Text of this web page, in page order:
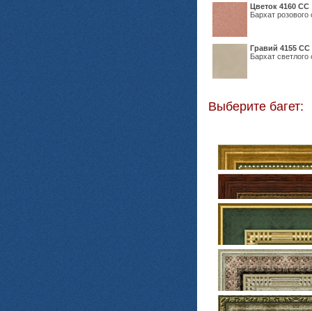
Цветок 4160 СС
Бархат розового
Гравий 4155 СС
Бархат светлого
Выберите багет: